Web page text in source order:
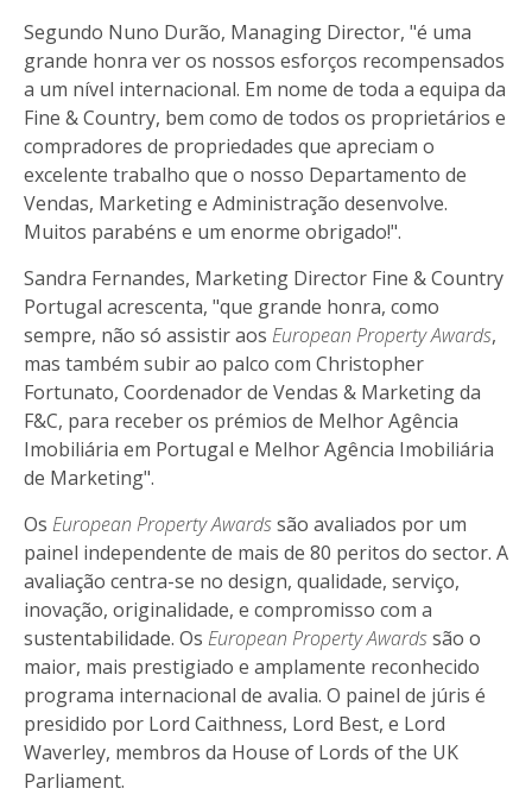
Segundo Nuno Durão, Managing Director, "é uma
grande honra ver os nossos esforços recompensados
a um nível internacional. Em nome de toda a equipa da
Fine & Country, bem como de todos os proprietários e
compradores de propriedades que apreciam o
excelente trabalho que o nosso Departamento de
Vendas, Marketing e Administração desenvolve.
Muitos parabéns e um enorme obrigado!".
Sandra Fernandes, Marketing Director Fine & Country
Portugal acrescenta, "que grande honra, como
sempre, não só assistir aos European Property Awards,
mas também subir ao palco com Christopher
Fortunato, Coordenador de Vendas & Marketing da
F&C, para receber os prémios de Melhor Agência
Imobiliária em Portugal e Melhor Agência Imobiliária
de Marketing".
Os European Property Awardssão avaliados por um
painel independente de mais de 80 peritos do sector. A
avaliação centra-se no design, qualidade, serviço,
inovação, originalidade, e compromisso com a
sustentabilidade. Os European Property Awardssão o
maior, mais prestigiado e amplamente reconhecido
programa internacional de avalia. O painel de júris é
presidido por Lord Caithness, Lord Best, e Lord
Waverley, membros da House of Lords of the UK
Parliament.